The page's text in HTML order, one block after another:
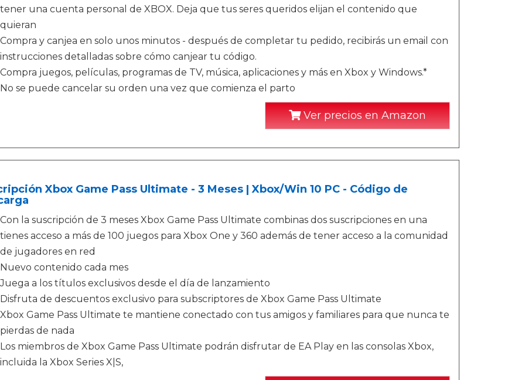
tener una cuenta personal de XBOX. Deja que tus seres queridos elijan el contenido que
quieran
Compra y canjea en solo unos minutos - después de completar tu pedido, recibirás un email con
instrucciones detalladas sobre cómo canjear tu código.
Compra juegos, películas, programas de TV, música, aplicaciones y más en Xbox y Windows.*
No se puede cancelar su orden una vez que comienza el parto
Ver precios en Amazon
Xbox Game Pass Ultimate - 3 Meses | Xbox/Win 10 PC - Código de
Con la suscripción de 3 meses Xbox Game Pass Ultimate combinas dos suscripciones en una
tienes acceso a más de 100 juegos para Xbox One y 360 además de tener acceso a la comunidad
de jugadores en red
Nuevo contenido cada mes
Juega a los títulos exclusivos desde el día de lanzamiento
Disfruta de descuentos exclusivo para subscriptores de Xbox Game Pass Ultimate
Xbox Game Pass Ultimate te mantiene conectado con tus amigos y familiares para que nunca te
pierdas de nada
Los miembros de Xbox Game Pass Ultimate podrán disfrutar de EA Play en las consolas Xbox,
incluida la Xbox Series X|S,